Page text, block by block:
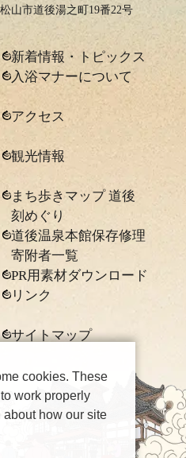
山市道後湯之町19番22号
新着情報・トピックス
入浴マナーについて
アクセス
観光情報
まち歩きマップ 道後
刻めぐり
道後温泉本館保存修理
寄附者一覧
PR用素材ダウンロード
リンク
サイトマップ
cookies. These
work properly
how our site